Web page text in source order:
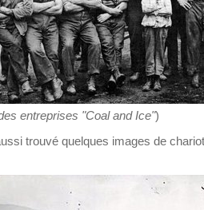
entreprises "Coal and Ice")
trouvé quelques images de